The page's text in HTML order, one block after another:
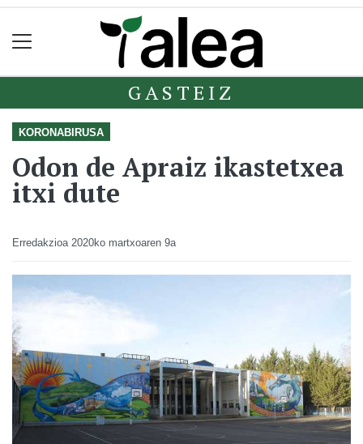
GASTEIZ
KORONABIRUSA
Odon de Apraiz ikastetxea
itxi dute
Erredakzioa 2020ko martxoaren 9a